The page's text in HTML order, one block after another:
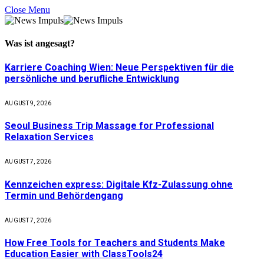
Close Menu
Was ist angesagt?
Karriere Coaching Wien: Neue Perspektiven für die
persönliche und berufliche Entwicklung
AUGUST 9, 2026
Seoul Business Trip Massage for Professional
Relaxation Services
AUGUST 7, 2026
Kennzeichen express: Digitale Kfz-Zulassung ohne
Termin und Behördengang
AUGUST 7, 2026
How Free Tools for Teachers and Students Make
Education Easier with ClassTools24